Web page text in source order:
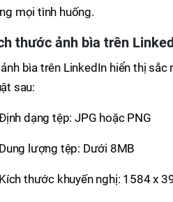
mọi tình huống.
thước ảnh bìa trên
bìa trên LinkedIn hiển thị
sau:
dạng tệp: JPG hoặc PNG
Dung lượng tệp: Dưới 8MB
Kích thước khuyến nghị: 1584 x